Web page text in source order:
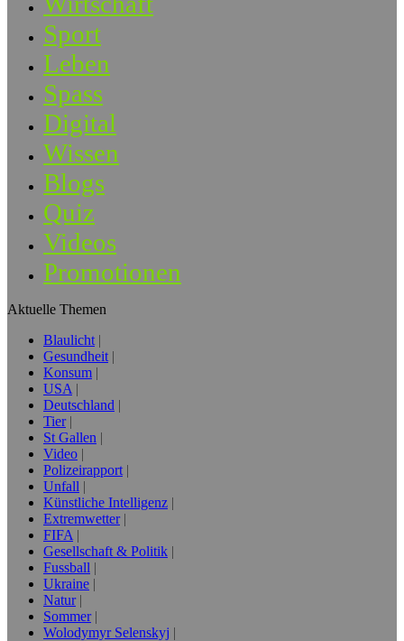
Sport
Leben
Spass
Digital
Wissen
Blogs
Quiz
Videos
Promotionen
Aktuelle Themen
Blaulicht
Gesundheit
Konsum
USA
Deutschland
Tier
St Gallen
Video
Polizeirapport
Unfall
Künstliche Intelligenz
Extremwetter
FIFA
Gesellschaft & Politik
Fussball
Ukraine
Natur
Sommer
Wolodymyr Selenskyj